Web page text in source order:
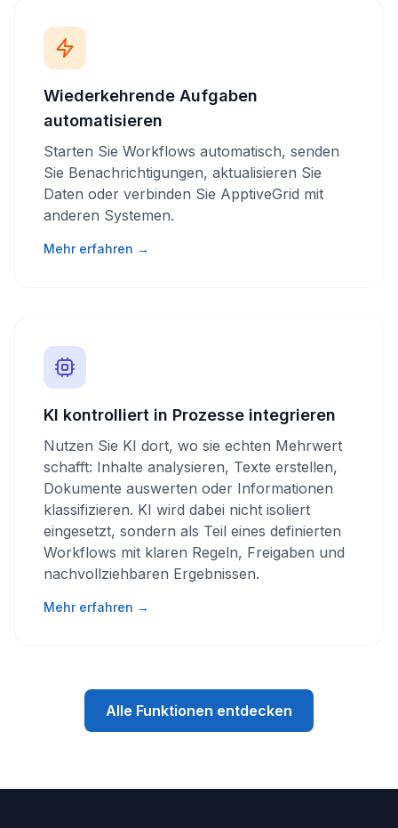
Wiederkehrende Aufgaben
automatisieren
Starten Sie Workflows automatisch, senden
Sie Benachrichtigungen, aktualisieren Sie
Daten oder verbinden Sie ApptiveGrid mit
anderen Systemen.
Mehr erfahren →
KI kontrolliert in Prozesse integrieren
Nutzen Sie KI dort, wo sie echten Mehrwert
schafft: Inhalte analysieren, Texte erstellen,
Dokumente auswerten oder Informationen
klassifizieren. KI wird dabei nicht isoliert
eingesetzt, sondern als Teil eines definierten
Workflows mit klaren Regeln, Freigaben und
nachvollziehbaren Ergebnissen.
Mehr erfahren →
Alle Funktionen entdecken